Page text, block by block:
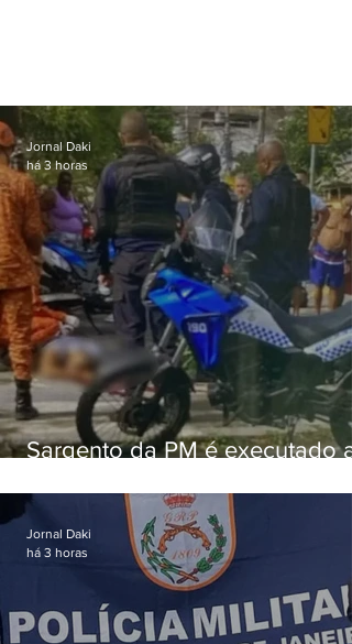
Sargento da PM é executado a
em Vaz Lobo
Jornal Daki
há 3 horas
Jornal Daki
há 3 horas